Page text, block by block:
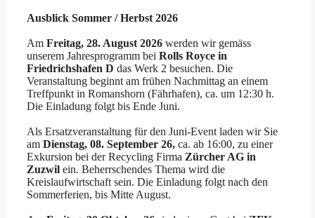
Ausblick Sommer / Herbst 2026
Am Freitag, 28. August 2026 werden wir gemäss
unserem Jahresprogramm bei Rolls Royce in
Friedrichshafen D das Werk 2 besuchen. Die
Veranstaltung beginnt am frühen Nachmittag an einem
Treffpunkt in Romanshorn (Fährhafen), ca. um 12:30 h.
Die Einladung folgt bis Ende Juni.
Als Ersatzveranstaltung für den Juni-Event laden wir Sie
am Dienstag, 08. September 26, ca. ab 16:00, zu einer
Exkursion bei der Recycling Firma Zürcher AG in
Zuzwil ein. Beherrschendes Thema wird die
Kreislaufwirtschaft sein. Die Einladung folgt nach den
Sommerferien, bis Mitte August.